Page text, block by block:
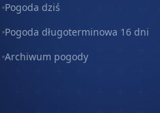
Pogoda dziś
Pogoda długoterminowa 16 dni
Archiwum pogody